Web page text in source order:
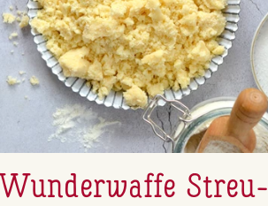
Wun­der­waf­fe Streu­